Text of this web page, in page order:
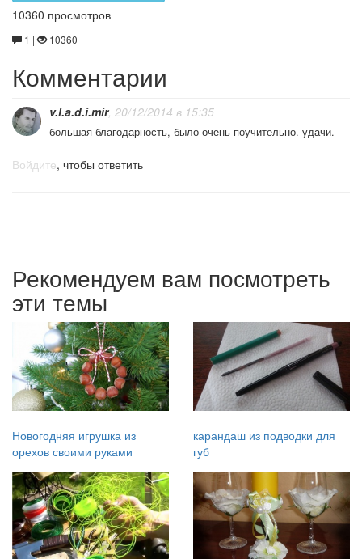
10360 просмотров
1 | 10360
Комментарии
v.l.a.d.i.mir, 20/12/2014 в 15:35
большая благодарность, было очень поучительно. удачи.
Войдите, чтобы ответить
Рекомендуем вам посмотреть
эти темы
Новогодняя игрушка из
орехов своими руками
карандаш из подводки для
губ